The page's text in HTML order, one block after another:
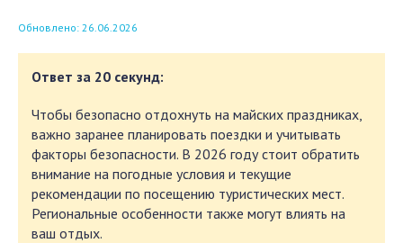
Обновлено: 26.06.2026
Ответ за 20 секунд:
Чтобы безопасно отдохнуть на майских праздниках,
важно заранее планировать поездки и учитывать
факторы безопасности. В 2026 году стоит обратить
внимание на погодные условия и текущие
рекомендации по посещению туристических мест.
Региональные особенности также могут влиять на
ваш отдых.